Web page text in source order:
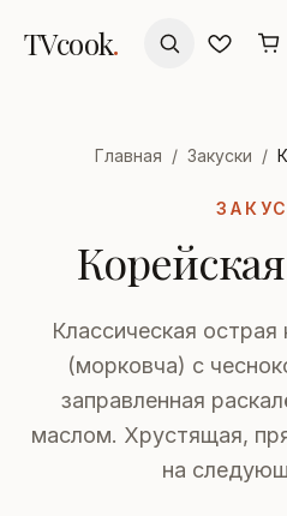
TVcook.
Главная / Закуски /
Классическая
(морковча) с
заправленная
маслом. Хрустящая,
на